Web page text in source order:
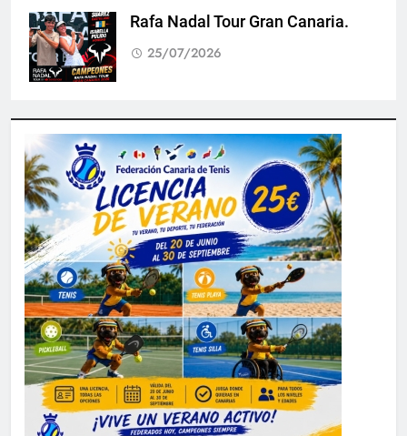
Rafa Nadal Tour Gran Canaria.
25/07/2026